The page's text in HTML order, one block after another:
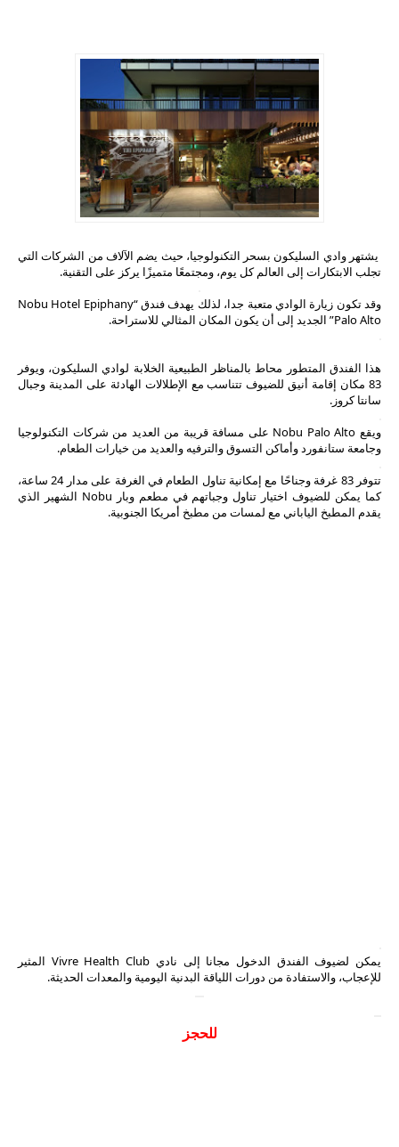
يشتهر وادي السليكون بسحر التكنولوجيا، حيث يضم الآلاف من الشركات التي
تجلب الابتكارات إلى العالم كل يوم، ومجتمعًا متميزًا يركز على التقنية.
وقد تكون زيارة الوادي متعبة جدا، لذلك يهدف فندق “Nobu Hotel Epiphany
Palo Alto” الجديد إلى أن يكون المكان المثالي للاستراحة.
هذا الفندق المتطور محاط بالمناظر الطبيعية الخلابة لوادي السليكون، ويوفر
83 مكان إقامة أنيق للضيوف تتناسب مع الإطلالات الهادئة على المدينة وجبال
سانتا كروز.
ويقع Nobu Palo Alto على مسافة قريبة من العديد من شركات التكنولوجيا
وجامعة ستانفورد وأماكن التسوق والترفيه والعديد من خيارات الطعام.
تتوفر 83 غرفة وجناحًا مع إمكانية تناول الطعام في الغرفة على مدار 24 ساعة،
كما يمكن للضيوف اختيار تناول وجباتهم في مطعم وبار Nobu الشهير الذي
يقدم المطبخ الياباني مع لمسات من مطبخ أمريكا الجنوبية.
يمكن لضيوف الفندق الدخول مجانا إلى نادي Vivre Health Club المثير
للإعجاب، والاستفادة من دورات اللياقة البدنية اليومية والمعدات الحديثة.
للحجز